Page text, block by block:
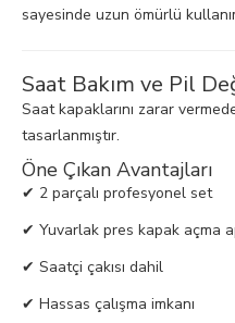
sayesinde uzun ömürlü
Saat Bakım ve Pil
Saat kapaklarını zarar
tasarlanmıştır.
Öne Çıkan Avantajları
✔ 2 parçalı profesyonel set
✔ Yuvarlak pres kapak açma
✔ Saatçi çakısı dahil
✔ Hassas çalışma imkanı